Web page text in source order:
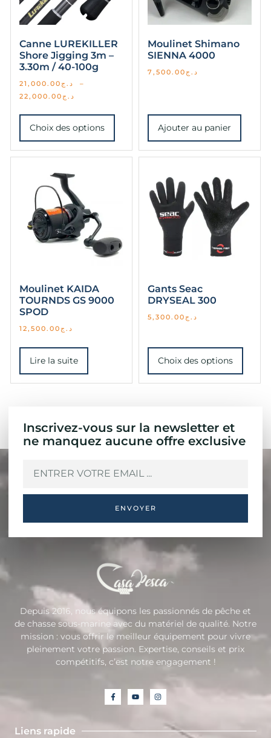
Canne LUREKILLER
Shore Jigging 3m –
3.30m / 40-100g
د.ج 21,000.00
–
د.ج 22,000.00
Choix des options
Moulinet Shimano
SIENNA 4000
د.ج 7,500.00
Ajouter au panier
Moulinet KAIDA
TOURNDS GS 9000
SPOD
د.ج 12,500.00
Lire la suite
Gants Seac
DRYSEAL 300
د.ج 5,300.00
Choix des options
Inscrivez-vous sur la newsletter et
ne manquez aucune offre exclusive
ENVOYER
Depuis 2016, nous équipons les passionnés de pêche et
de chasse sous-marine avec du matériel de qualité. Notre
mission : vous offrir le meilleur équipement pour vivre
pleinement votre passion. Expertise, conseils et prix
compétitifs, c’est notre engagement !
Liens rapide